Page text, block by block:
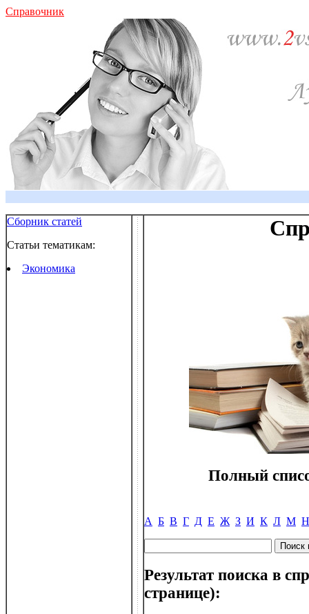
Справочник
Сборник статей
Статьи тематикам:
Экономика
Полный
А Б В Г Д Е Ж З И К Л М Н
Результат поиска в
странице):